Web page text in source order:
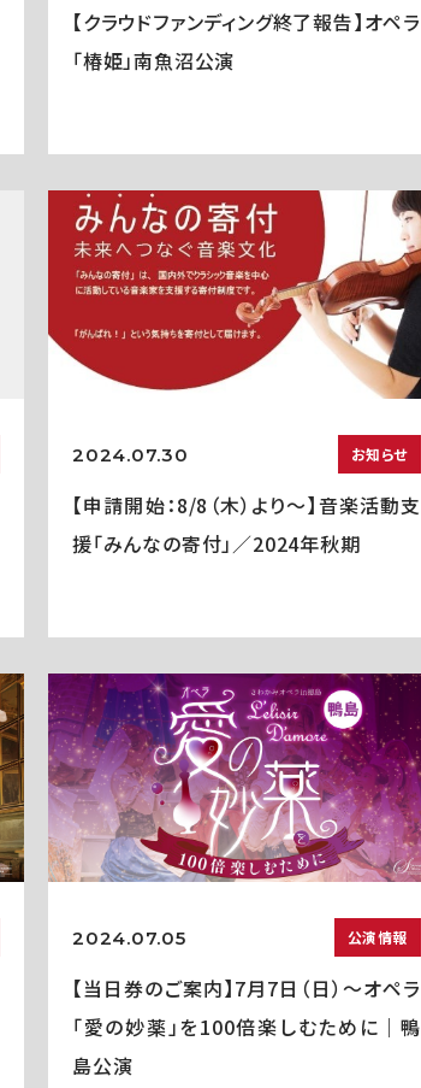
【クラウドファンディング終了報告】オペラ
「椿姫」南魚沼公演
2024.07.30 お知らせ
【申請開始：8/8（木）より～】音楽活動支
援「みんなの寄付」／2024年秋期
2024.07.05 公演情報
【当日券のご案内】7月7日（日）～オペラ
「愛の妙薬」を100倍楽しむために｜鴨
島公演